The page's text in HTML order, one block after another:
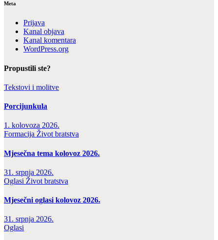
Meta
Prijava
Kanal objava
Kanal komentara
WordPress.org
Propustili ste?
Tekstovi i molitve
Porcijunkula
1. kolovoza 2026.
Formacija Život bratstva
Mjesečna tema kolovoz 2026.
31. srpnja 2026.
Oglasi Život bratstva
Mjesečni oglasi kolovoz 2026.
31. srpnja 2026.
Oglasi